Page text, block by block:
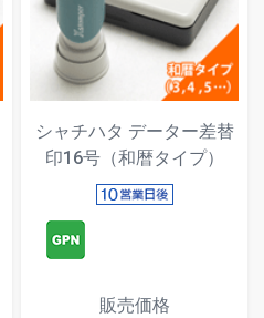
シャチハタ データー差替
印16号（和暦タイプ）
販売価格